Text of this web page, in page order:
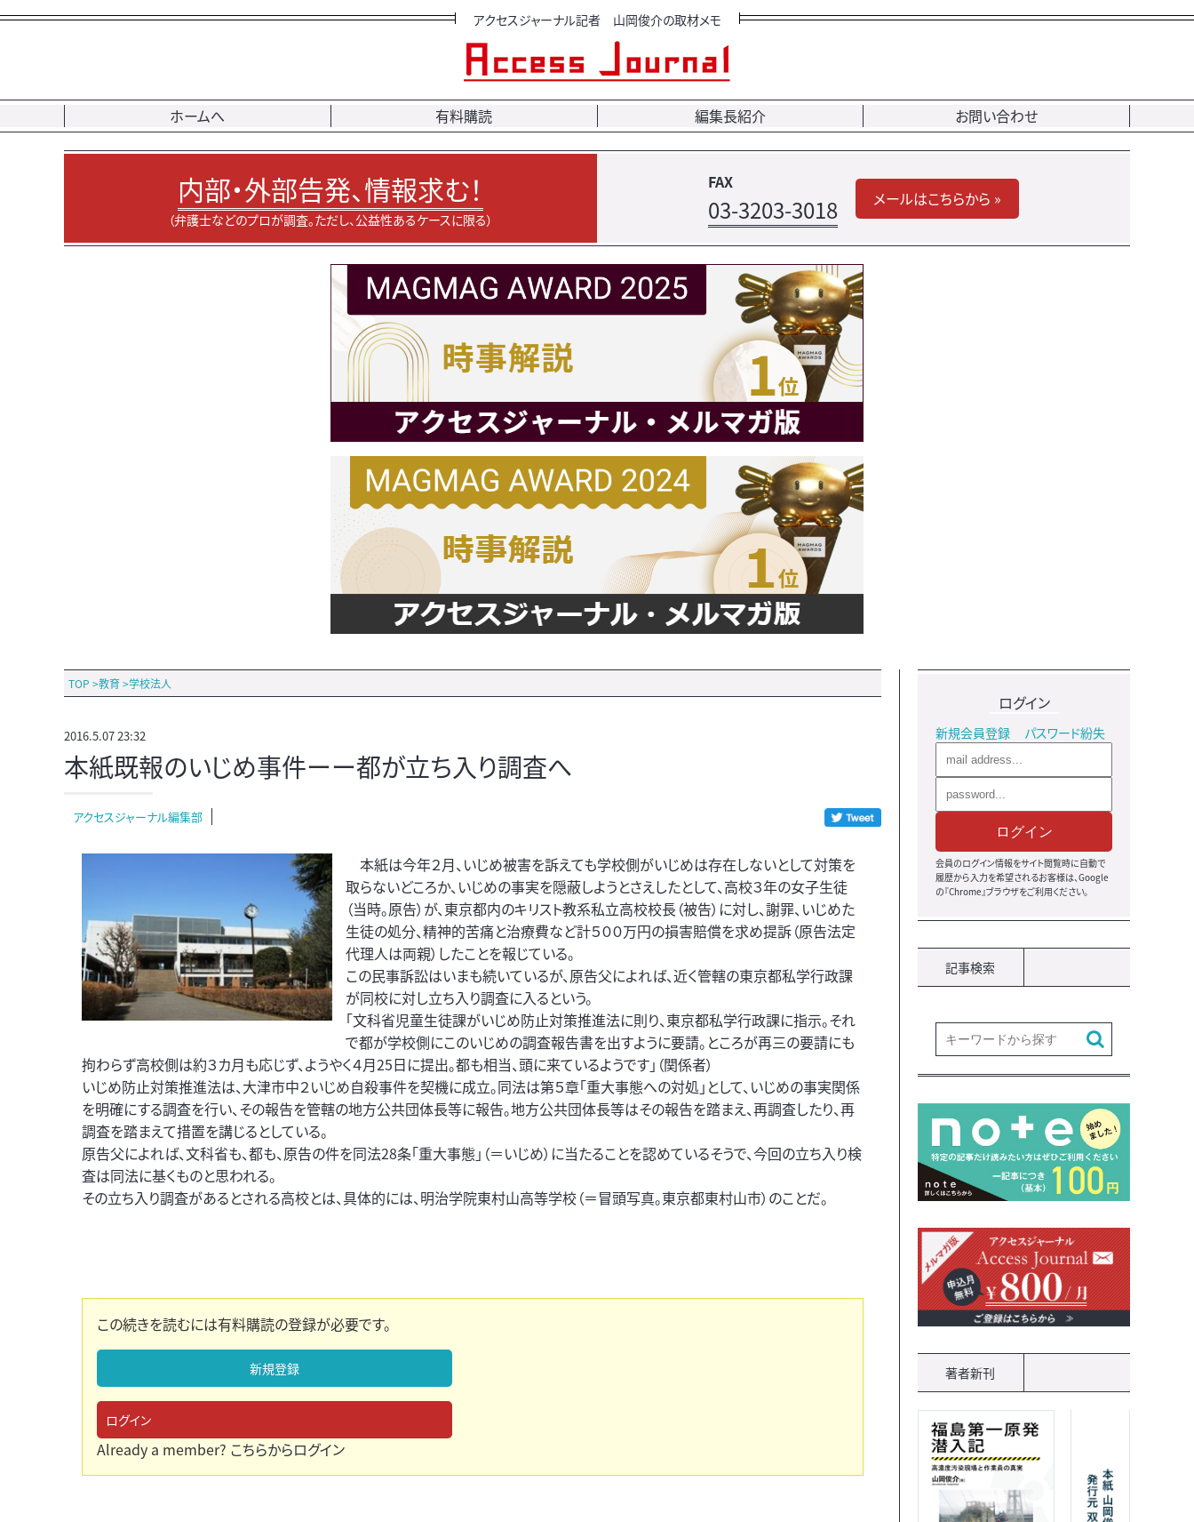
アクセスジャーナル記者 山岡俊介の取材メモ
ホームへ 有料購読 編集長紹介 お問い合わせ
内部・外部告発、情報求む！
（弁護士などのプロが調査。ただし、公益性あるケースに限る）
FAX
03-3203-3018 メールはこちらから »
TOP >教育>学校法人
2016.5.07 23:32
本紙既報のいじめ事件ーー都が立ち入り調査へ
アクセスジャーナル編集部
本紙は今年２月、いじめ被害を訴えても学校側がいじめは存在しないとして対策を
取らないどころか、いじめの事実を隠蔽しようとさえしたとして、高校３年の女子生徒
（当時。原告）が、東京都内のキリスト教系私立高校校長（被告）に対し、謝罪、いじめた
生徒の処分、精神的苦痛と治療費など計５００万円の損害賠償を求め提訴（原告法定
代理人は両親）したことを報じている。
この民事訴訟はいまも続いているが、原告父によれば、近く管轄の東京都私学行政課
が同校に対し立ち入り調査に入るという。
「文科省児童生徒課がいじめ防止対策推進法に則り、東京都私学行政課に指示。それ
で都が学校側にこのいじめの調査報告書を出すように要請。ところが再三の要請にも
拘わらず高校側は約３カ月も応じず、ようやく４月25日に提出。都も相当、頭に来ているようです」（関係者）
いじめ防止対策推進法は、大津市中２いじめ自殺事件を契機に成立。同法は第５章「重大事態への対処」として、いじめの事実関係
を明確にする調査を行い、その報告を管轄の地方公共団体長等に報告。地方公共団体長等はその報告を踏まえ、再調査したり、再
調査を踏まえて措置を講じるとしている。
原告父によれば、文科省も、都も、原告の件を同法28条「重大事態」（＝いじめ）に当たることを認めているそうで、今回の立ち入り検
査は同法に基くものと思われる。
その立ち入り調査があるとされる高校とは、具体的には、明治学院東村山高等学校（＝冒頭写真。東京都東村山市）のことだ。
この続きを読むには有料購読の登録が必要です。
新規登録
ログイン
Already a member? こちらからログイン
ログイン
新規会員登録 パスワード紛失
ログイン
会員のログイン情報をサイト閲覧時に自動で
履歴から入力を希望されるお客様は、Google
の『Chrome』ブラウザをご利用ください。
記事検索
著者新刊